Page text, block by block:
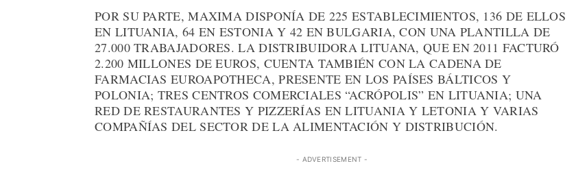
POR SU PARTE, MAXIMA DISPONÍA DE 225 ESTABLECIMIENTOS, 136 DE ELLOS
EN LITUANIA, 64 EN ESTONIA Y 42 EN BULGARIA, CON UNA PLANTILLA DE
27.000 TRABAJADORES. LA DISTRIBUIDORA LITUANA, QUE EN 2011 FACTURÓ
2.200 MILLONES DE EUROS, CUENTA TAMBIÉN CON LA CADENA DE
FARMACIAS EUROAPOTHECA, PRESENTE EN LOS PAÍSES BÁLTICOS Y
POLONIA; TRES CENTROS COMERCIALES “ACRÓPOLIS” EN LITUANIA; UNA
RED DE RESTAURANTES Y PIZZERÍAS EN LITUANIA Y LETONIA Y VARIAS
COMPAÑÍAS DEL SECTOR DE LA ALIMENTACIÓN Y DISTRIBUCIÓN.
- ADVERTISEMENT -